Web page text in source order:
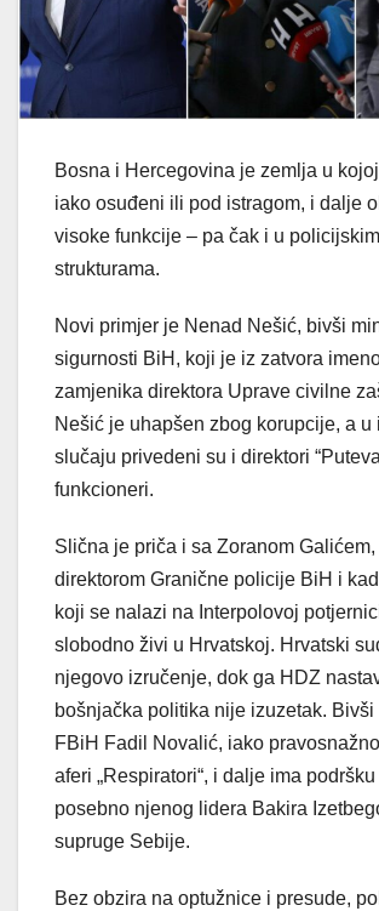
Bosna i Hercegovina je zemlja u
iako osuđeni ili pod istragom, i dalje
visoke funkcije – pa čak i u policijskim
strukturama.
Novi primjer je Nenad Nešić, bivši
sigurnosti BiH, koji je iz zatvora
zamjenika direktora Uprave civilne
Nešić je uhapšen zbog korupcije, a u
slučaju privedeni su i direktori
funkcioneri.
Slična je priča i sa Zoranom
direktorom Granične policije BiH i
koji se nalazi na Interpolovoj
slobodno živi u Hrvatskoj. Hrvatski
njegovo izručenje, dok ga HDZ
bošnjačka politika nije izuzetak. Bivši
FBiH Fadil Novalić, iako
aferi „Respiratori“, i dalje ima
posebno njenog lidera Bakira
supruge Sebije.
Bez obzira na optužnice i presude,